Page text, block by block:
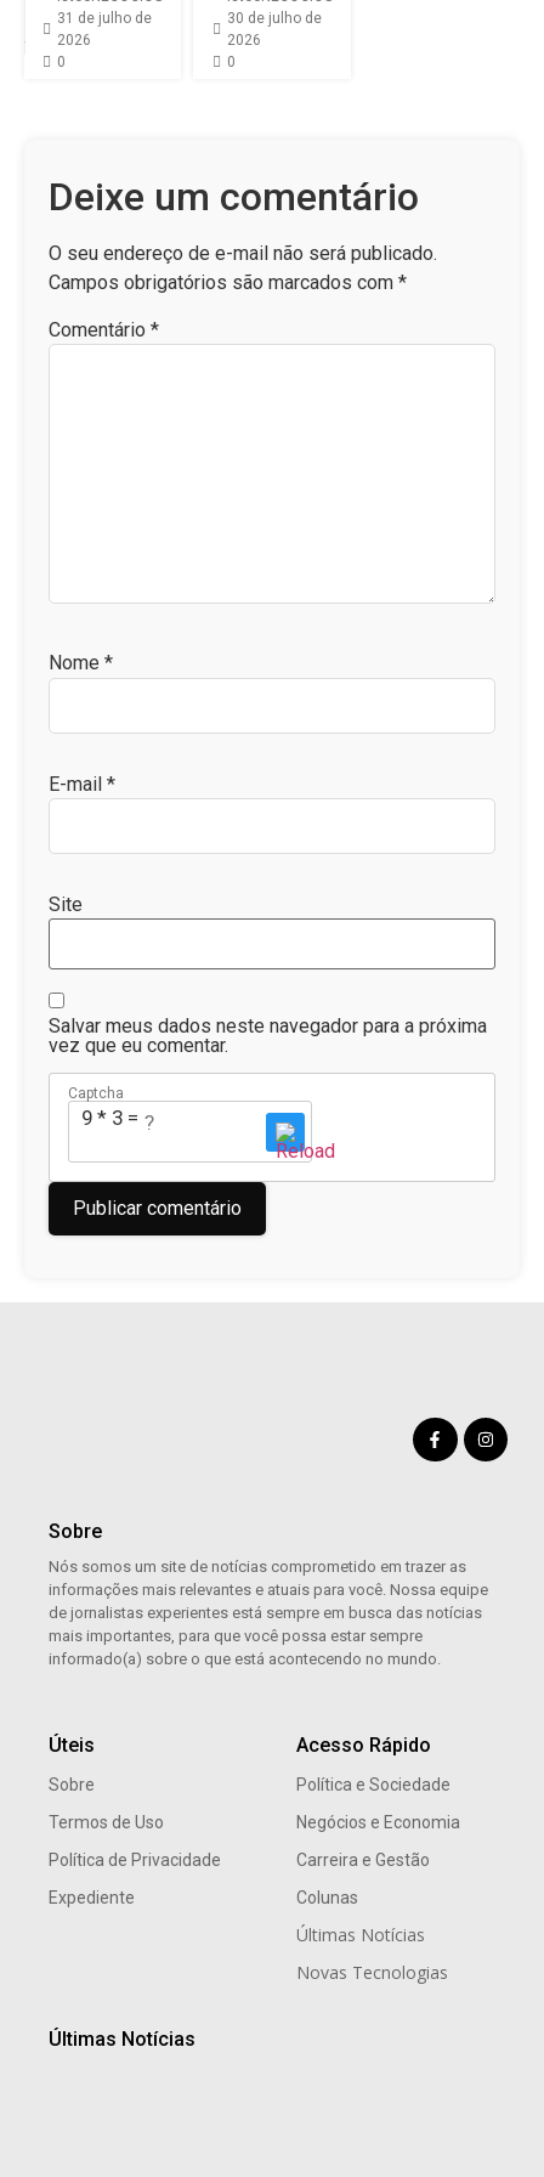
31 de julho de
2026
0
30 de julho de
2026
0
Deixe um comentário
O seu endereço de e-mail não será publicado.
Campos obrigatórios são marcados com *
Comentário *
Nome *
E-mail *
Site
Salvar meus dados neste navegador para a próxima
vez que eu comentar.
Captcha
9 * 3 = ?
Sobre
Nós somos um site de notícias comprometido em trazer as
informações mais relevantes e atuais para você. Nossa equipe
de jornalistas experientes está sempre em busca das notícias
mais importantes, para que você possa estar sempre
informado(a) sobre o que está acontecendo no mundo.
Úteis
Sobre
Termos de Uso
Política de Privacidade
Expediente
Acesso Rápido
Política e Sociedade
Negócios e Economia
Carreira e Gestão
Colunas
Últimas Notícias
Novas Tecnologias
Últimas Notícias